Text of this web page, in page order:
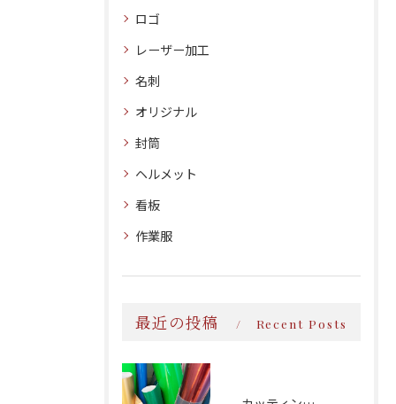
ロゴ
レーザー加工
名刺
オリジナル
封筒
ヘルメット
看板
作業服
最近の投稿 Recent Posts